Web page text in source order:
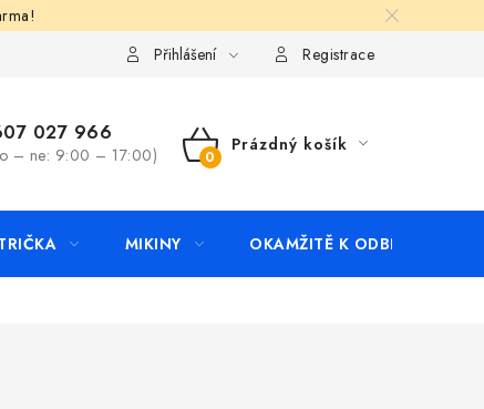
KontaktyPřihlášení Registrace
027 966
– ne: 9:00 – 17:00)
NÁKUPNÍ
Prázdný košík
MIKINY OKAMŽITĚ K ODBĚRU